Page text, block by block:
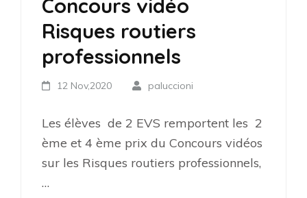
Concours vidéo
Risques routiers
professionnels
12 Nov,2020 paluccioni
Les élèves de 2 EVS remportent les 2
ème et 4 ème prix du Concours vidéos
sur les Risques routiers professionnels,
…